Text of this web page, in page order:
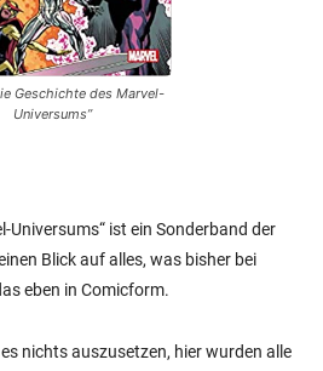
Geschichte des Marvel-
Universums”
Universums“ ist ein Sonderband der
Blick auf alles, was bisher bei
eben in Comicform.
nichts auszusetzen, hier wurden alle